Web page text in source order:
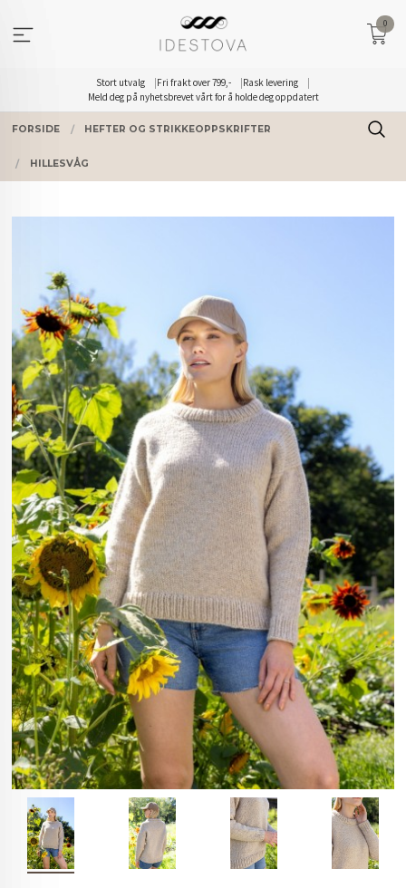
innholdet
Stort utvalg Fri frakt over 799,-
Rask levering
Meld deg på nyhetsbrevet vårt for å holde deg oppdatert
0
FORSIDE HEFTER OG STRIKKEOPPSKRIFTER
HILLESVÅG